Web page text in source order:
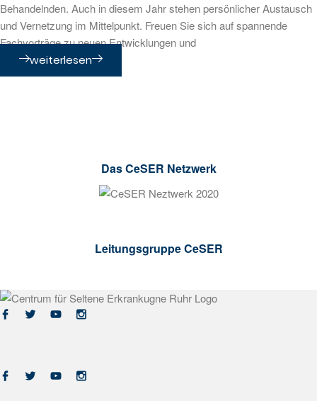
Behandelnden. Auch in diesem Jahr stehen persönlicher Austausch
und Vernetzung im Mittelpunkt. Freuen Sie sich auf spannende
Fachvorträge zu neuen Entwicklungen und
weiterlesen
Das CeSER Netzwerk
Leitungsgruppe CeSER